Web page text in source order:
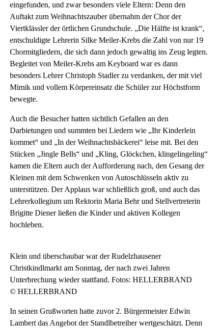
eingefunden, und zwar besonders viele Eltern: Denn den
Auftakt zum Weihnachtszauber übernahm der Chor der
Viertklässler der örtlichen Grundschule. „Die Hälfte ist krank“,
entschuldigte Lehrerin Silke Meiler-Krebs die Zahl von nur 19
Chormitgliedern, die sich dann jedoch gewaltig ins Zeug legten.
Begleitet von Meiler-Krebs am Keyboard war es dann
besonders Lehrer Christoph Stadler zu verdanken, der mit viel
Mimik und vollem Körpereinsatz die Schüler zur Höchstform
bewegte.
Auch die Besucher hatten sichtlich Gefallen an den
Darbietungen und summten bei Liedern wie „Ihr Kinderlein
kommet“ und „In der Weihnachtsbäckerei“ leise mit. Bei den
Stücken „Jingle Bells“ und „Kling, Glöckchen, klingelingeling“
kamen die Eltern auch der Aufforderung nach, den Gesang der
Kleinen mit dem Schwenken von Autoschlüsseln aktiv zu
unterstützen. Der Applaus war schließlich groß, und auch das
Lehrerkollegium um Rektorin Maria Behr und Stellvertreterin
Brigitte Diener ließen die Kinder und aktiven Kollegen
hochleben.
Klein und überschaubar war der Rudelzhausener
Christkindlmarkt am Sonntag, der nach zwei Jahren
Unterbrechung wieder stattfand. Fotos: HELLERBRAND
© HELLERBRAND
In seinen Grußworten hatte zuvor 2. Bürgermeister Edwin
Lambert das Angebot der Standlbetreiber wertgeschätzt. Denn